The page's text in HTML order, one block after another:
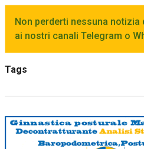
Non perderti nessuna
ai nostri canali Telegram o
Tags